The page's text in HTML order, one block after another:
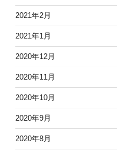
2021年2月
2021年1月
2020年12月
2020年11月
2020年10月
2020年9月
2020年8月